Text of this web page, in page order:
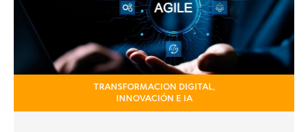
TRANSFORMACION DIGITAL,
INNOVACIÓN E IA